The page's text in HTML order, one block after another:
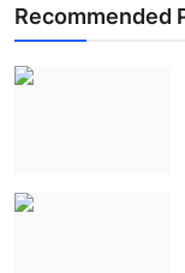
Recommended